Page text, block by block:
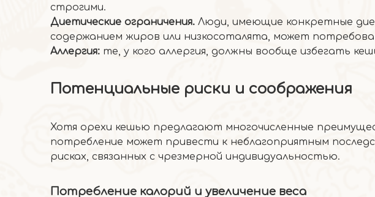
строгими.
Диетические ограничения. Люди, имеющие конкретные
содержанием жиров или низкосоталята, может
Аллергия: те, у кого аллергия, должны вообще избегать
Потенциальные риски и соображения
Хотя орехи кешью предлагают многочисленные
потребление может привести к неблагоприятным
рисках, связанных с чрезмерной индивидуальностью.
Потребление калорий и увеличение веса